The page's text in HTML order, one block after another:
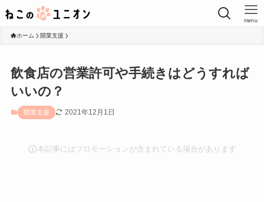
menu
ホーム 開業支援
飲食店の営業許可や手続きはどうすれば
いいの？
開業支援 2021年12月1日
本記事にはプロモーションが含まれている場合があります